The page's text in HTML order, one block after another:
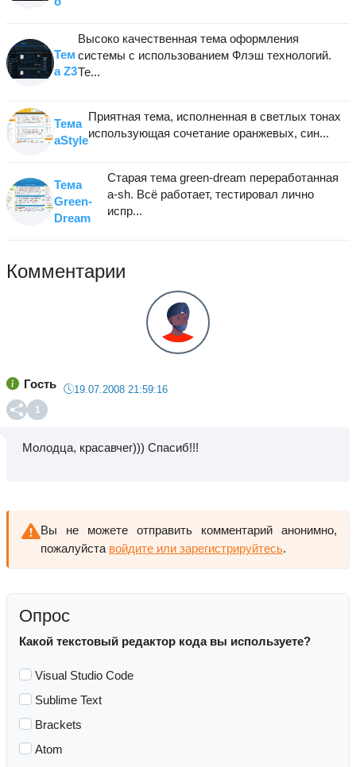
Тем
а Z3
Высоко качественная тема оформления
системы с использованием Флэш технологий.
Те...
Тема
aStyle
Приятная тема, исполненная в светлых тонах
использующая сочетание оранжевых, син...
Тема
Green-
Dream
Старая тема green-dream переработанная
a-sh. Всё работает, тестировал лично
испр...
Комментарии
Гость 19.07.2008 21:59:16
1
Молодца, красавчег))) Спасиб!!!
Вы не можете отправить комментарий анонимно,
пожалуйста войдите или зарегистрируйтесь.
Опрос
Какой текстовый редактор кода вы используете?
Visual Studio Code
Sublime Text
Brackets
Atom